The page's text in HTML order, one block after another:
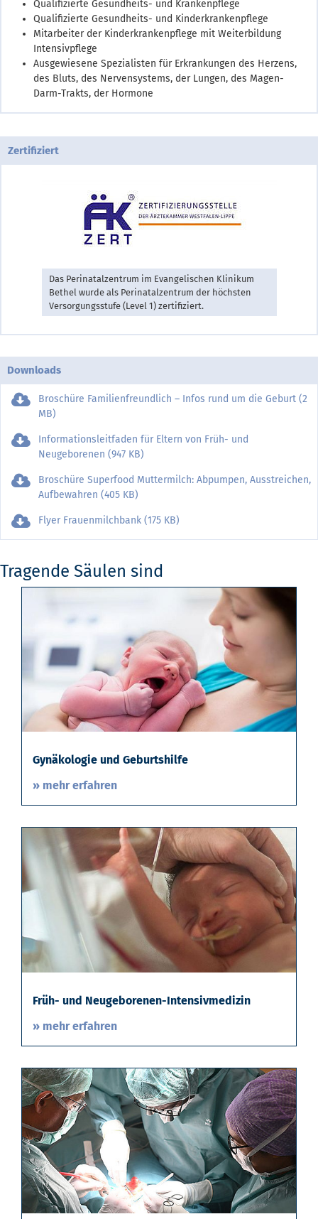
Qualifizierte Gesundheits- und Krankenpflege
Qualifizierte Gesundheits- und Kinderkrankenpflege
Mitarbeiter der Kinderkrankenpflege mit Weiterbildung
Intensivpflege
Ausgewiesene Spezialisten für Erkrankungen des Herzens,
des Bluts, des Nervensystems, der Lungen, des Magen-
Darm-Trakts, der Hormone
Zertifiziert
Das Perinatalzentrum im Evangelischen Klinikum
Bethel wurde als Perinatalzentrum der höchsten
Versorgungsstufe (Level 1) zertifiziert.
Downloads
Broschüre Familienfreundlich – Infos rund um die Geburt (2
MB)
Informationsleitfaden für Eltern von Früh- und
Neugeborenen (947 KB)
Broschüre Superfood Muttermilch: Abpumpen, Ausstreichen,
Aufbewahren (405 KB)
Flyer Frauenmilchbank (175 KB)
Tragende Säulen sind
Gynäkologie und Geburtshilfe
» mehr erfahren
Früh- und Neugeborenen-Intensivmedizin
» mehr erfahren